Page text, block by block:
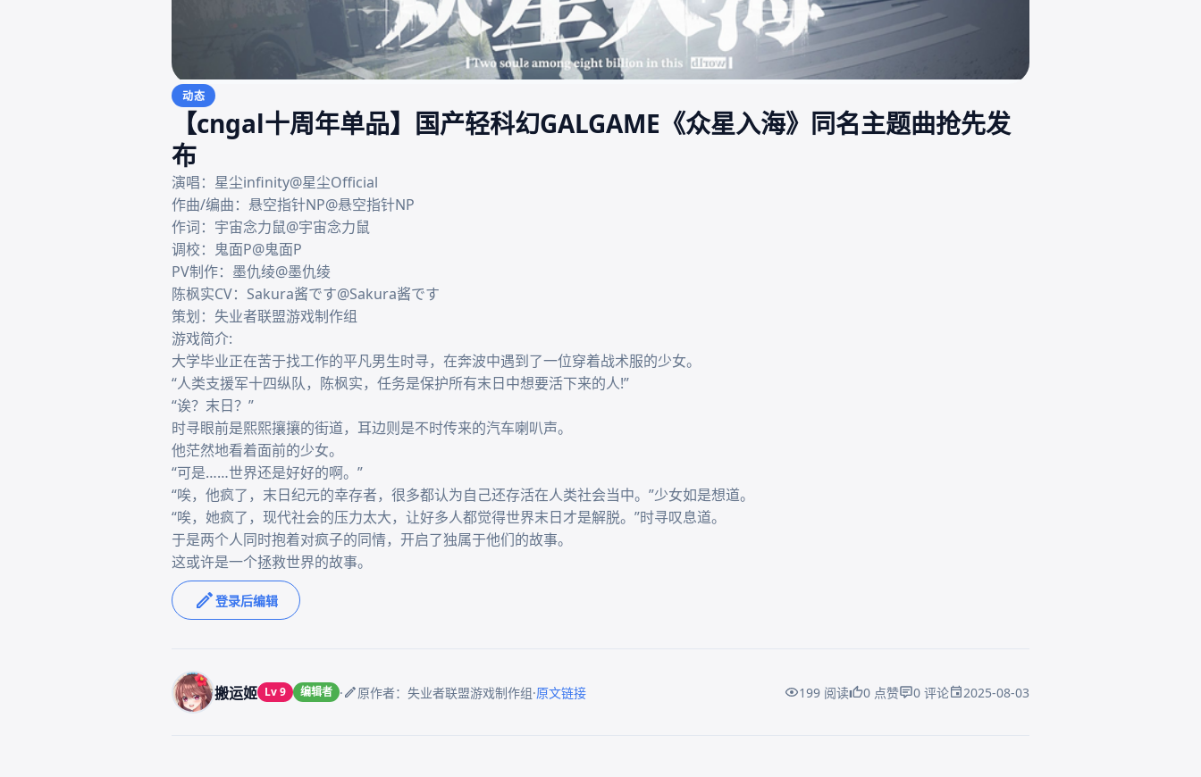
动态
【cngal十周年单品】国产轻科幻GALGAME《众星入海》同名主题曲抢先发
布
演唱：星尘infinity@星尘Official
作曲/编曲：悬空指针NP@悬空指针NP
作词：宇宙念力鼠@宇宙念力鼠
调校：鬼面P@鬼面P
PV制作：墨仇绫@墨仇绫
陈枫实CV：Sakura酱です@Sakura酱です
策划：失业者联盟游戏制作组
游戏简介:
大学毕业正在苦于找工作的平凡男生时寻，在奔波中遇到了一位穿着战术服的少女。
“人类支援军十四纵队，陈枫实，任务是保护所有末日中想要活下来的人!”
“诶？末日？”
时寻眼前是熙熙攘攘的街道，耳边则是不时传来的汽车喇叭声。
他茫然地看着面前的少女。
“可是……世界还是好好的啊。”
“唉，他疯了，末日纪元的幸存者，很多都认为自己还存活在人类社会当中。”少女如是想道。
“唉，她疯了，现代社会的压力太大，让好多人都觉得世界末日才是解脱。”时寻叹息道。
于是两个人同时抱着对疯子的同情，开启了独属于他们的故事。
这或许是一个拯救世界的故事。
登录后编辑
搬运姬 Lv 9 编辑者 · 原作者：失业者联盟游戏制作组·原文链接 199 阅读 0 点赞 0 评论 2025-08-03